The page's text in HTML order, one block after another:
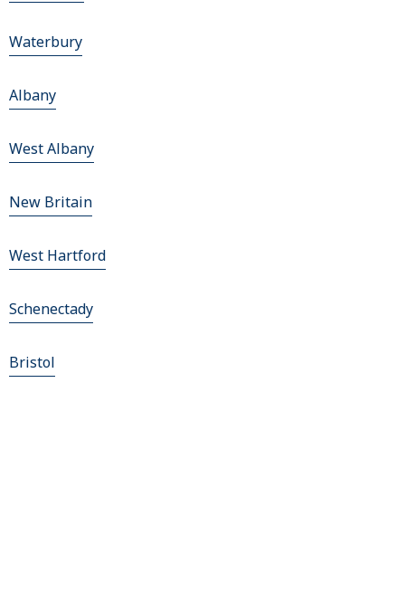
Waterbury
Albany
West Albany
New Britain
West Hartford
Schenectady
Bristol